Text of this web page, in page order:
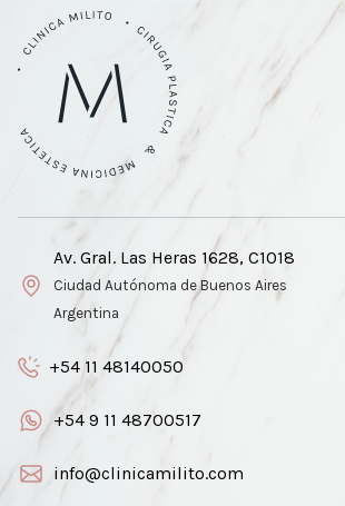
Av. Gral. Las Heras 1628, C1018
Ciudad Autónoma de Buenos Aires
Argentina
+54 11 48140050
+54 9 11 48700517
info@clinicamilito.com